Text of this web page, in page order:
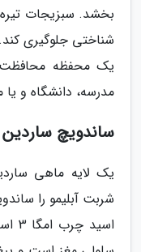
بخشد. سبزیجات
شناختی جلوگیری
یک محفظه محافظت
مدرسه، دانشگاه و یا
ساندویچ ساردین
یک لایه ماهی
شربت آبلیمو را